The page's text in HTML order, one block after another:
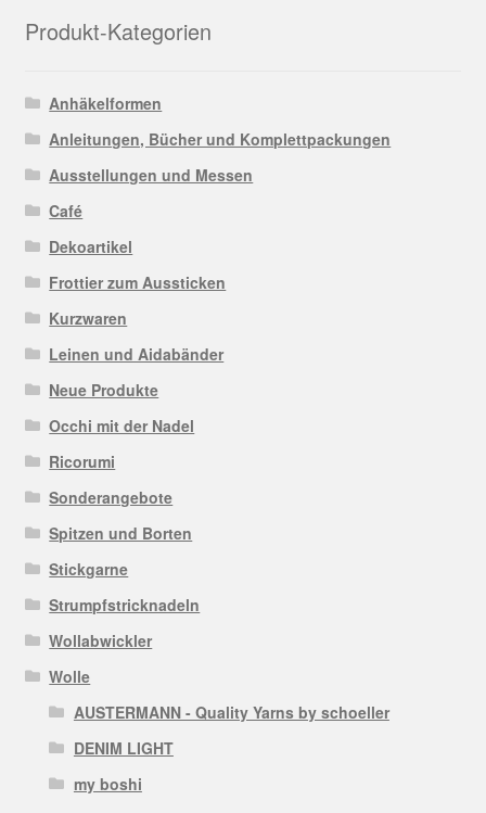
Produkt-Kategorien
Anhäkelformen
Anleitungen, Bücher und Komplettpackungen
Ausstellungen und Messen
Café
Dekoartikel
Frottier zum Aussticken
Kurzwaren
Leinen und Aidabänder
Neue Produkte
Occhi mit der Nadel
Ricorumi
Sonderangebote
Spitzen und Borten
Stickgarne
Strumpfstricknadeln
Wollabwickler
Wolle
AUSTERMANN - Quality Yarns by schoeller
DENIM LIGHT
my boshi